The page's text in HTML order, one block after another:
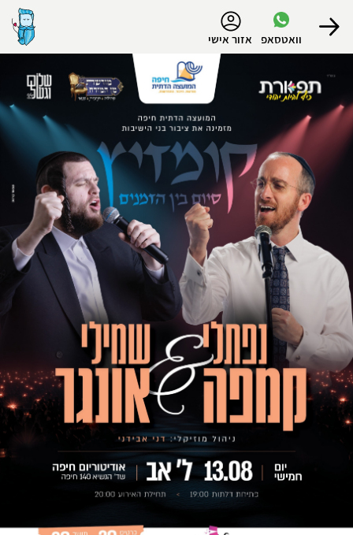
וואטסאפ אזור אישי
הפרופיל שלי
התנתק